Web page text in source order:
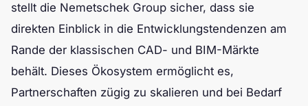
stellt die Nemetschek Group sicher, dass sie
direkten Einblick in die Entwicklungstendenzen am
Rande der klassischen CAD- und BIM-Märkte
behält. Dieses Ökosystem ermöglicht es,
Partnerschaften zügig zu skalieren und bei Bedarf